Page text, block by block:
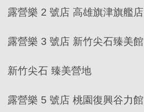
露營樂 2 號店 高雄旗津旗艦店
露營樂 3 號店 新竹尖石臻美館
新竹尖石 臻美營地
露營樂 5 號店 桃園復興谷力館